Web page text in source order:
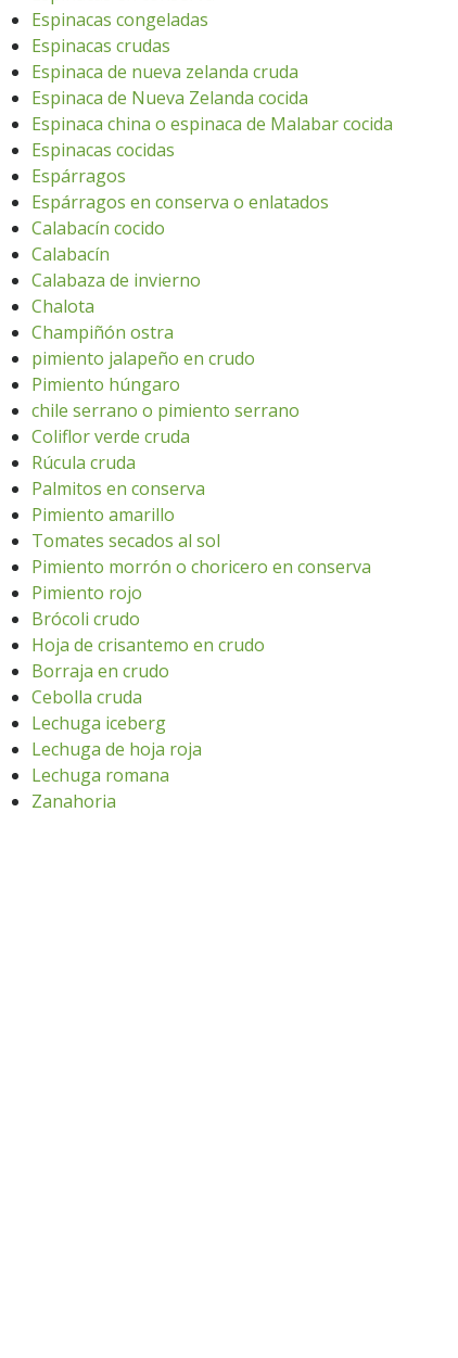
Espinacas congeladas
Espinacas crudas
Espinaca de nueva zelanda cruda
Espinaca de Nueva Zelanda cocida
Espinaca china o espinaca de Malabar cocida
Espinacas cocidas
Espárragos
Espárragos en conserva o enlatados
Calabacín cocido
Calabacín
Calabaza de invierno
Chalota
Champiñón ostra
pimiento jalapeño en crudo
Pimiento húngaro
chile serrano o pimiento serrano
Coliflor verde cruda
Rúcula cruda
Palmitos en conserva
Pimiento amarillo
Tomates secados al sol
Pimiento morrón o choricero en conserva
Pimiento rojo
Brócoli crudo
Hoja de crisantemo en crudo
Borraja en crudo
Cebolla cruda
Lechuga iceberg
Lechuga de hoja roja
Lechuga romana
Zanahoria